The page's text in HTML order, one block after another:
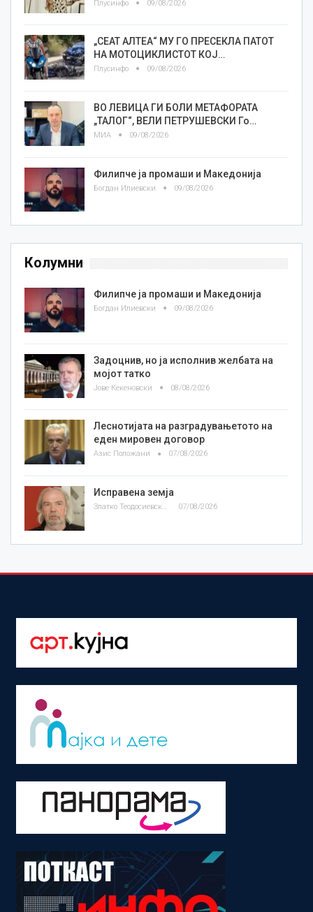
Плусинфо 09/08/2026
„СЕАТ АЛТЕА“ МУ ГО ПРЕСЕКЛА ПАТОТ
НА МОТОЦИКЛИСТОТ КОЈ…
Плусинфо 09/08/2026
ВО ЛЕВИЦА ГИ БОЛИ МЕТАФОРАТА
„ТАЛОГ“, ВЕЛИ ПЕТРУШЕВСКИ Го…
МИА 09/08/2026
Филипче ја промаши и Македонија
Богдан Илиевски 09/08/2026
Колумни
Филипче ја промаши и Македонија
Богдан Илиевски 09/08/2026
Задоцнив, но ја исполнив желбата на
мојот татко
Јове Кекеновски 08/08/2026
Леснотијата на разградувањетото на
еден мировен договор
Азис Положани 07/08/2026
Исправена земја
Златко Теодосиевски 07/08/2026